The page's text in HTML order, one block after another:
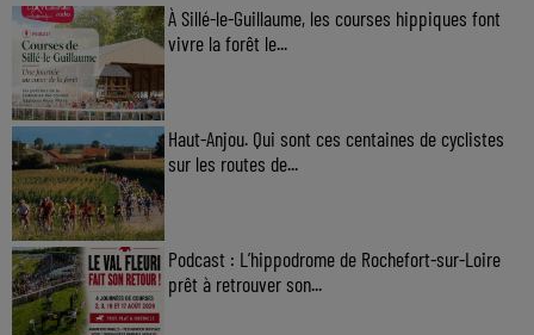
À Sillé-le-Guillaume, les courses hippiques font
vivre la forêt le...
Haut-Anjou. Qui sont ces centaines de cyclistes
sur les routes de...
Podcast : L’hippodrome de Rochefort-sur-Loire
prêt à retrouver son...